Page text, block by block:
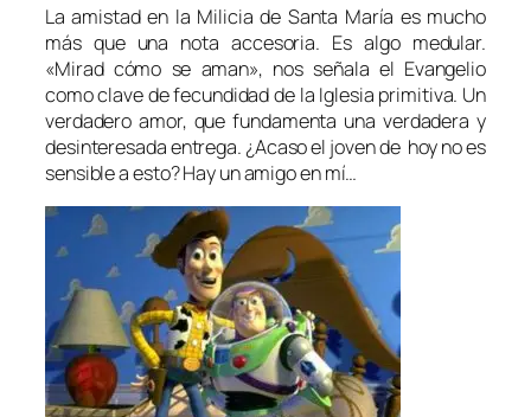
La amistad en la Milicia de Santa María es mucho
más que una nota accesoria. Es algo medular.
«Mirad cómo se aman», nos señala el Evangelio
como clave de fecundidad de la Iglesia primitiva. Un
verdadero amor, que fundamenta una verdadera y
desinteresada entrega. ¿Acaso el joven de hoy no es
sensible a esto? Hay un amigo en mí…